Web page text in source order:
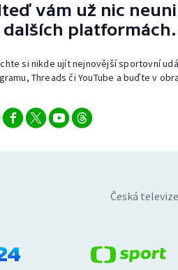
vám už nic
dalších platformách.
si nikde ujít nejnovější sportovní
Threads či YouTube a buďte v
Česká